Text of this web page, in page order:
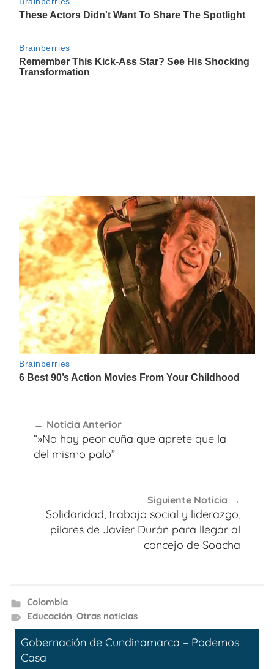
de
entradas
Noticia Anterior
“»No hay peor cuña que aprete que la
del mismo palo”
Siguiente Noticia
Solidaridad, trabajo social y liderazgo,
pilares de Javier Durán para llegar al
concejo de Soacha
Colombia
Educación, Otras noticias
Gobernación de Cundinamarca – Podemos
Casa